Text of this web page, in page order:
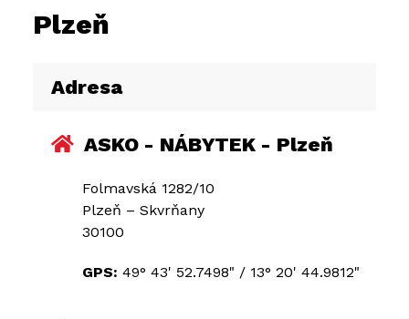
Plzeň
Adresa
ASKO - NÁBYTEK - Plzeň
Folmavská 1282/10
Plzeň – Skvrňany
30100
GPS: 49° 43' 52.7498" / 13° 20' 44.9812"